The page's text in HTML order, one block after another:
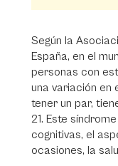
Según la
España, en el
personas con
una variación en
tener un par,
21. Este
cognitivas, el
ocasiones, la